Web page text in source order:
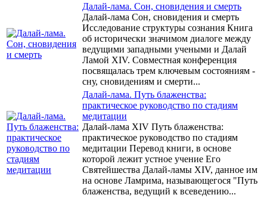
Далай-лама. Сон, сновидения и смерть
Далай-лама Сон, сновидения и смерть
Исследование структуры сознания Книга
об исторически значимом диалоге между
ведущими западными учеными и Далай
Ламой XIV. Совместная конференция
посвящалась трем ключевым состояниям -
сну, сновидениям и смерти...
Далай-лама. Путь блаженства:
практическое руководство по стадиям
медитации
Далай-лама XIV Путь блаженства:
практическое руководство по стадиям
медитации Перевод книги, в основе
которой лежит устное учение Его
Святейшества Далай-ламы XIV, данное им
на основе Ламрима, называющегося "Путь
блаженства, ведущий к всеведению...